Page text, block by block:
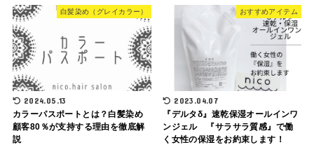
白髪染め（グレイカラー）
2024.05.13
カラーパスポートとは？白髪染め
顧客80％が支持する理由を徹底解
説
おすすめアイテム
2023.04.07
『デルタδ』速乾保湿オールインワ
ンジェル 『サラサラ質感』で働
く女性の保湿をお約束します！